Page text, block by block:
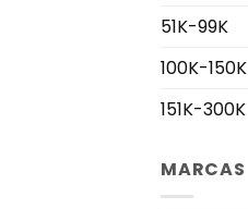
51K-99K
100K-150K
151K-300K
MARCAS